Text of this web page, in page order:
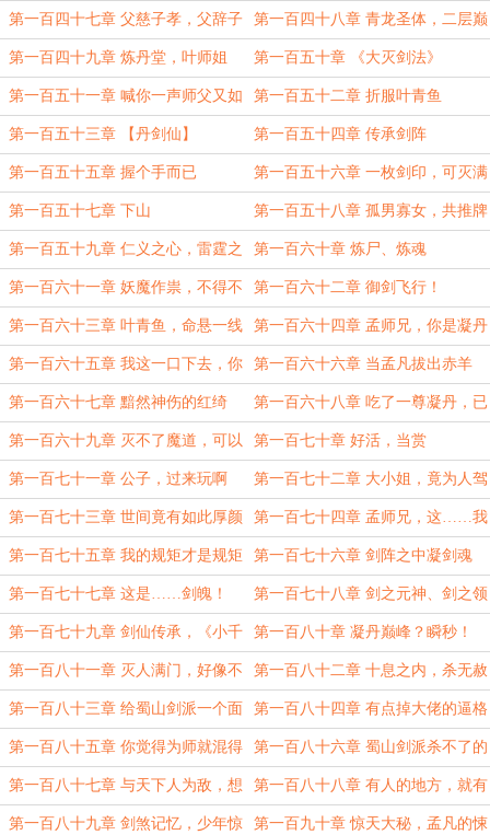
第一百四十七章 父慈子孝，父辞子
笑！
第一百四十八章 青龙圣体，二层巅
峰
第一百四十九章 炼丹堂，叶师姐 第一百五十章 《大灭剑法》
第一百五十一章 喊你一声师父又如
何？
第一百五十二章 折服叶青鱼
第一百五十三章 【丹剑仙】 第一百五十四章 传承剑阵
第一百五十五章 握个手而已 第一百五十六章 一枚剑印，可灭满
门
第一百五十七章 下山 第一百五十八章 孤男寡女，共推牌
九
第一百五十九章 仁义之心，雷霆之
剑
第一百六十章 炼尸、炼魂
第一百六十一章 妖魔作祟，不得不
管
第一百六十二章 御剑飞行！
第一百六十三章 叶青鱼，命悬一线 第一百六十四章 孟师兄，你是凝丹
对不对？
第一百六十五章 我这一口下去，你
人没了！
第一百六十六章 当孟凡拔出赤羊
剑……
第一百六十七章 黯然神伤的红绮 第一百六十八章 吃了一尊凝丹，已
经是大补了
第一百六十九章 灭不了魔道，可以
灭一个魔门
第一百七十章 好活，当赏
第一百七十一章 公子，过来玩啊 第一百七十二章 大小姐，竟为人驾
车？
第一百七十三章 世间竟有如此厚颜
无耻之人
第一百七十四章 孟师兄，这……我
做不了主
第一百七十五章 我的规矩才是规矩 第一百七十六章 剑阵之中凝剑魂
第一百七十七章 这是……剑魄！ 第一百七十八章 剑之元神、剑之领
域
第一百七十九章 剑仙传承，《小千
剑阵》
第一百八十章 凝丹巅峰？瞬秒！
第一百八十一章 灭人满门，好像不
合适
第一百八十二章 十息之内，杀无赦
第一百八十三章 给蜀山剑派一个面
子！
第一百八十四章 有点掉大佬的逼格
第一百八十五章 你觉得为师就混得
这么惨？
第一百八十六章 蜀山剑派杀不了的
人，我杀！
第一百八十七章 与天下人为敌，想
想就很刺激
第一百八十八章 有人的地方，就有
不公！
第一百八十九章 剑煞记忆，少年惊 第一百九十章 惊天大秘，孟凡的悚